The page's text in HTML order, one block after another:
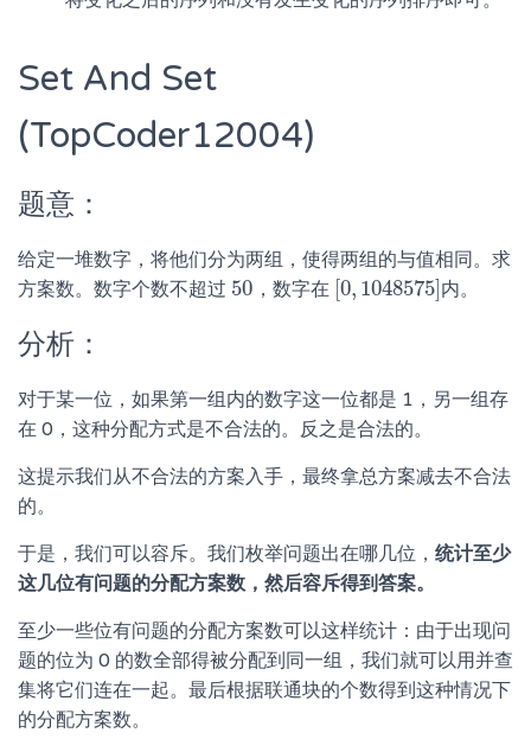
Set And Set
(TopCoder12004)
题意：
给定一堆数字，将他们分为两组，使得两组的与值相同。求
方案数。数字个数不超过 50
50 ，数字在 [0, 1048575]
[0, 1048575 ]
内。
分析：
对于某一位，如果第一组内的数字这一位都是 1，另一组存
在 0，这种分配方式是不合法的。反之是合法的。
这提示我们从不合法的方案入手，最终拿总方案减去不合法
的。
于是，我们可以容斥。我们枚举问题出在哪几位， 统计至少
这几位有问题的分配方案数，然后容斥得到答案。
至少一些位有问题的分配方案数可以这样统计：由于出现问
题的位为 0 的数全部得被分配到同一组，我们就可以用并查
集将它们连在一起。最后根据联通块的个数得到这种情况下
的分配方案数。